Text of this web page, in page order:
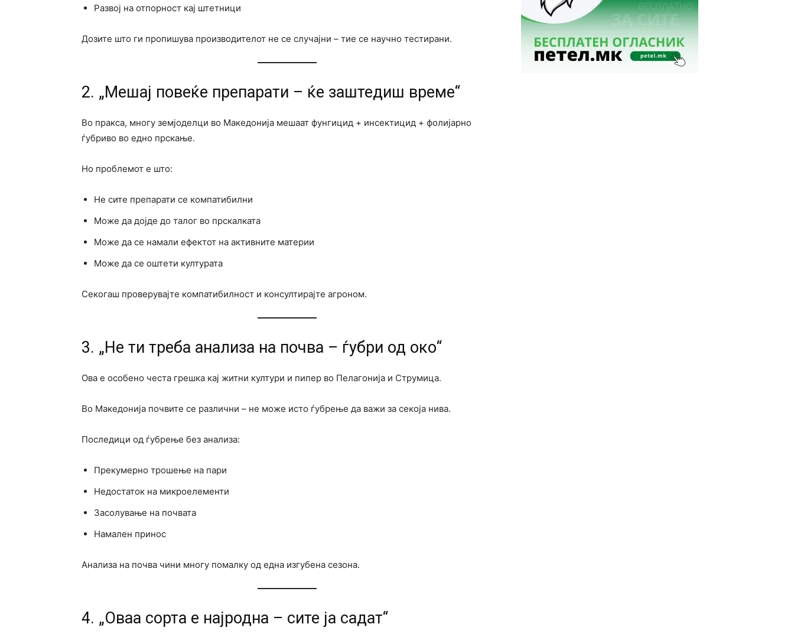
Развој на отпорност кај штетници
Дозите што ги пропишува производителот не се случајни – тие се научно тестирани.
2. „Мешај повеќе препарати – ќе заштедиш време“
Во пракса, многу земјоделци во Македонија мешаат фунгицид + инсектицид + фолијарно
ѓубриво во едно прскање.
Но проблемот е што:
Не сите препарати се компатибилни
Може да дојде до талог во прскалката
Може да се намали ефектот на активните материи
Може да се оштети културата
Секогаш проверувајте компатибилност и консултирајте агроном.
3. „Не ти треба анализа на почва – ѓубри од око“
Ова е особено честа грешка кај житни култури и пипер во Пелагонија и Струмица.
Во Македонија почвите се различни – не може исто ѓубрење да важи за секоја нива.
Последици од ѓубрење без анализа:
Прекумерно трошење на пари
Недостаток на микроелементи
Засолување на почвата
Намален принос
Анализа на почва чини многу помалку од една изгубена сезона.
4. „Оваа сорта е најродна – сите ја садат“